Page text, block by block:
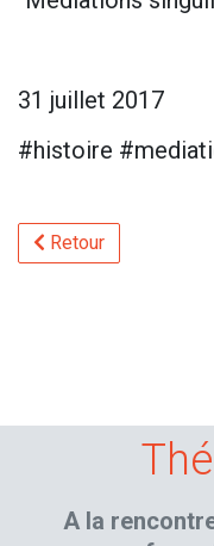
31 juillet 2017
#histoire
Retour
A la